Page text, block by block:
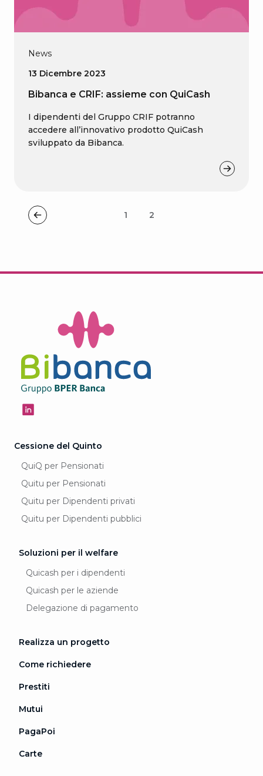
News
13 Dicembre 2023
Bibanca e CRIF: assieme con QuiCash
I dipendenti del Gruppo CRIF potranno
accedere all’innovativo prodotto QuiCash
sviluppato da Bibanca.
1 2
Cessione del Quinto
QuiQ per Pensionati
Quitu per Pensionati
Quitu per Dipendenti privati
Quitu per Dipendenti pubblici
Soluzioni per il welfare
Quicash per i dipendenti
Quicash per le aziende
Delegazione di pagamento
Realizza un progetto
Come richiedere
Prestiti
Mutui
PagaPoi
Carte